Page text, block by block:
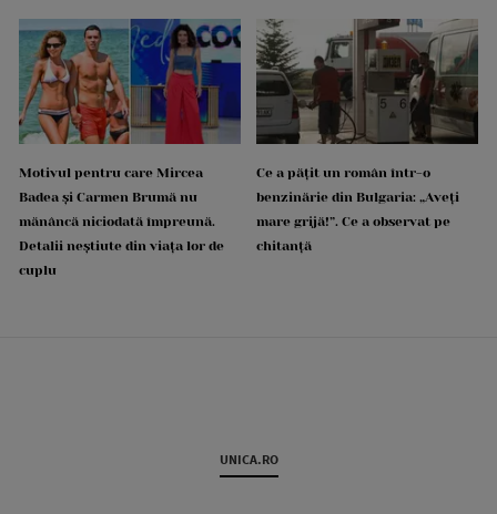
Motivul pentru care Mircea
Badea și Carmen Brumă nu
mănâncă niciodată împreună.
Detalii neștiute din viața lor de
cuplu
Ce a pățit un român într-o
benzinărie din Bulgaria: „Aveți
mare grijă!”. Ce a observat pe
chitanță
UNICA.RO